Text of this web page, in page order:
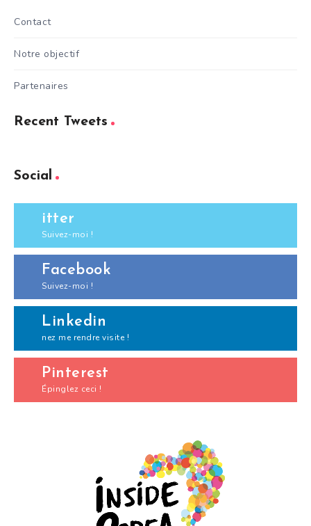
Contact
Notre objectif
Partenaires
Recent Tweets
Social
itter
Suivez-moi !
Facebook
Suivez-moi !
Linkedin
nez me rendre visite !
Pinterest
Épinglez ceci !